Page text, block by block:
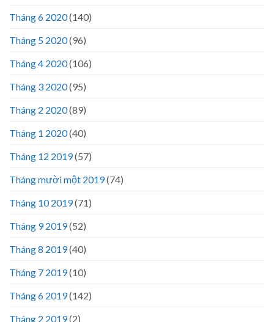
Tháng 6 2020(140)
Tháng 5 2020(96)
Tháng 4 2020(106)
Tháng 3 2020(95)
Tháng 2 2020(89)
Tháng 1 2020(40)
Tháng 12 2019(57)
Tháng mười một 2019(74)
Tháng 10 2019(71)
Tháng 9 2019(52)
Tháng 8 2019(40)
Tháng 7 2019(10)
Tháng 6 2019(142)
Tháng 2 2019(2)